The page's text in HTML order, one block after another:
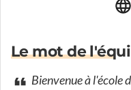
Le mot de
Bienvenue à l'école